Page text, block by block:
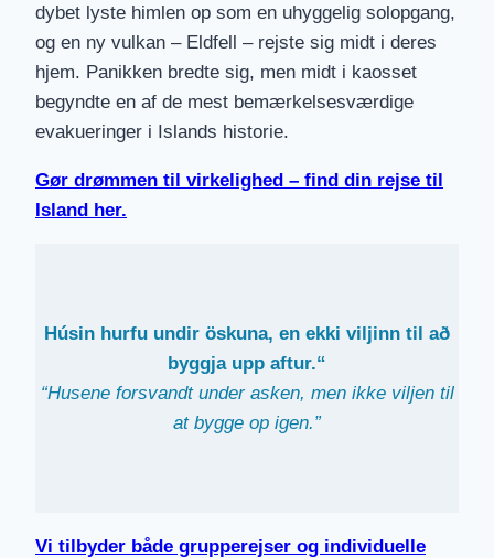
dybet lyste himlen op som en uhyggelig solopgang,
og en ny vulkan – Eldfell – rejste sig midt i deres
hjem. Panikken bredte sig, men midt i kaosset
begyndte en af de mest bemærkelsesværdige
evakueringer i Islands historie.
Gør drømmen til virkelighed – find din rejse til
Island her.
Húsin hurfu undir öskuna, en ekki viljinn til að
byggja upp aftur.“
“Husene forsvandt under asken, men ikke viljen til
at bygge op igen.”
Vi tilbyder både grupperejser og individuelle